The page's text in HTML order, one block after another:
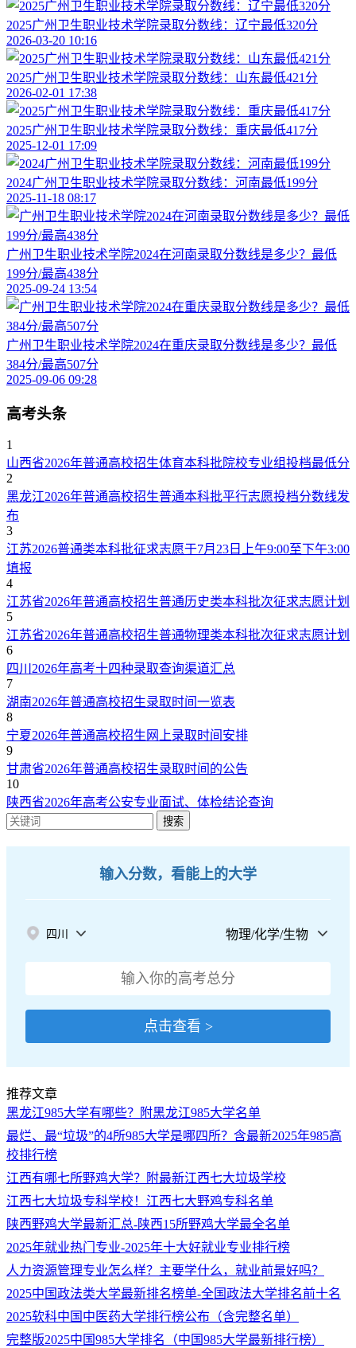
2025广州卫生职业技术学院录取分数线：辽宁最低320分
2026-03-20 10:16
2025广州卫生职业技术学院录取分数线：山东最低421分
2026-02-01 17:38
2025广州卫生职业技术学院录取分数线：重庆最低417分
2025-12-01 17:09
2024广州卫生职业技术学院录取分数线：河南最低199分
2025-11-18 08:17
广州卫生职业技术学院2024在河南录取分数线是多少？最低
199分/最高438分
2025-09-24 13:54
广州卫生职业技术学院2024在重庆录取分数线是多少？最低
384分/最高507分
2025-09-06 09:28
高考头条
1
山西省2026年普通高校招生体育本科批院校专业组投档最低分
2
黑龙江2026年普通高校招生普通本科批平行志愿投档分数线发
布
3
江苏2026普通类本科批征求志愿于7月23日上午9:00至下午3:00
填报
4
江苏省2026年普通高校招生普通历史类本科批次征求志愿计划
5
江苏省2026年普通高校招生普通物理类本科批次征求志愿计划
6
四川2026年高考十四种录取查询渠道汇总
7
湖南2026年普通高校招生录取时间一览表
8
宁夏2026年普通高校招生网上录取时间安排
9
甘肃省2026年普通高校招生录取时间的公告
10
陕西省2026年高考公安专业面试、体检结论查询
搜索
输入分数，看能上的大学
四川 物理/化学/生物
点击查看 >
推荐文章
黑龙江985大学有哪些？附黑龙江985大学名单
最烂、最“垃圾”的4所985大学是哪四所？含最新2025年985高
校排行榜
江西有哪七所野鸡大学？附最新江西七大垃圾学校
江西七大垃圾专科学校！江西七大野鸡专科名单
陕西野鸡大学最新汇总-陕西15所野鸡大学最全名单
2025年就业热门专业-2025年十大好就业专业排行榜
人力资源管理专业怎么样？主要学什么，就业前景好吗？
2025中国政法类大学最新排名榜单-全国政法大学排名前十名
2025软科中国中医药大学排行榜公布（含完整名单）
完整版2025中国985大学排名（中国985大学最新排行榜）